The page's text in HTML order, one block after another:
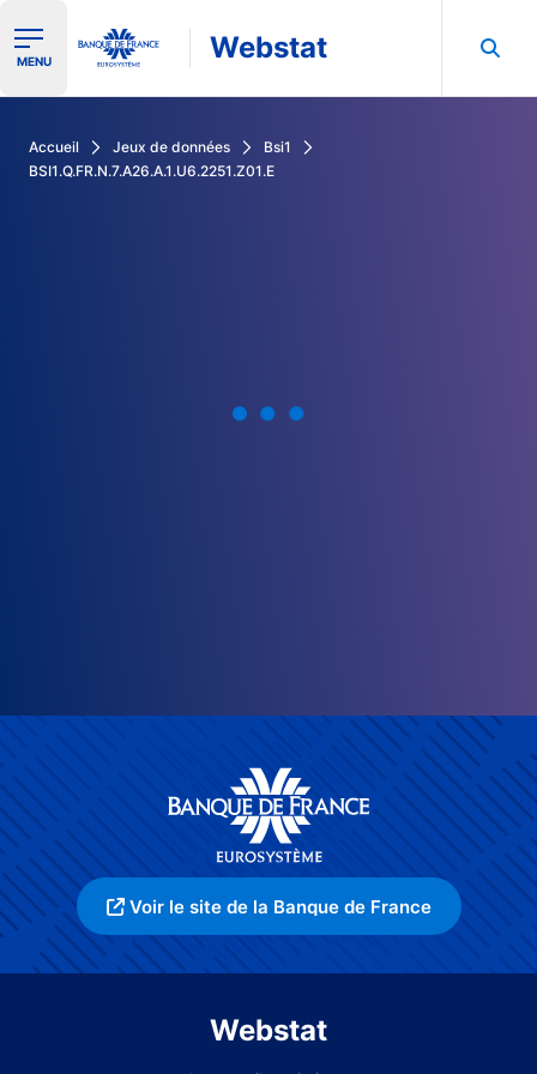
Ouvrir le menu de navigation
MENU Webstat
Accueil Jeux de données
Bsi1
BSI1.Q.FR.N.7.A26.A.1.U6.2251.Z01.E
Voir le site de la Banque de France
Webstat